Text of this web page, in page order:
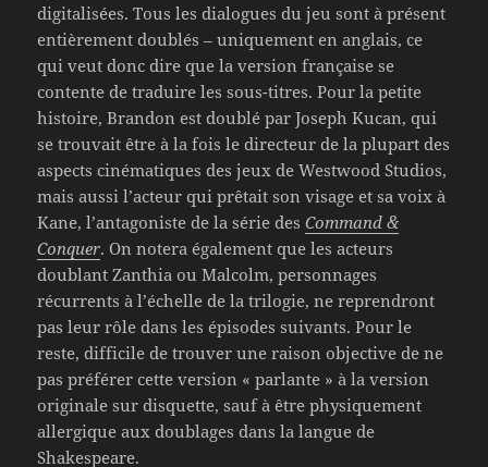
digitalisées. Tous les dialogues du jeu sont à présent
entièrement doublés – uniquement en anglais, ce
qui veut donc dire que la version française se
contente de traduire les sous-titres. Pour la petite
histoire, Brandon est doublé par Joseph Kucan, qui
se trouvait être à la fois le directeur de la plupart des
aspects cinématiques des jeux de Westwood Studios,
mais aussi l’acteur qui prêtait son visage et sa voix à
Kane, l’antagoniste de la série desCommand &
Conquer. On notera également que les acteurs
doublant Zanthia ou Malcolm, personnages
récurrents à l’échelle de la trilogie, ne reprendront
pas leur rôle dans les épisodes suivants. Pour le
reste, difficile de trouver une raison objective de ne
pas préférer cette version « parlante » à la version
originale sur disquette, sauf à être physiquement
allergique aux doublages dans la langue de
Shakespeare.